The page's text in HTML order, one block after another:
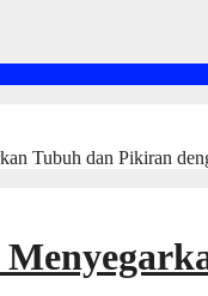
Tubuh dan Pikiran